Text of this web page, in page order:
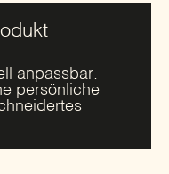
anpassbar.
persönliche